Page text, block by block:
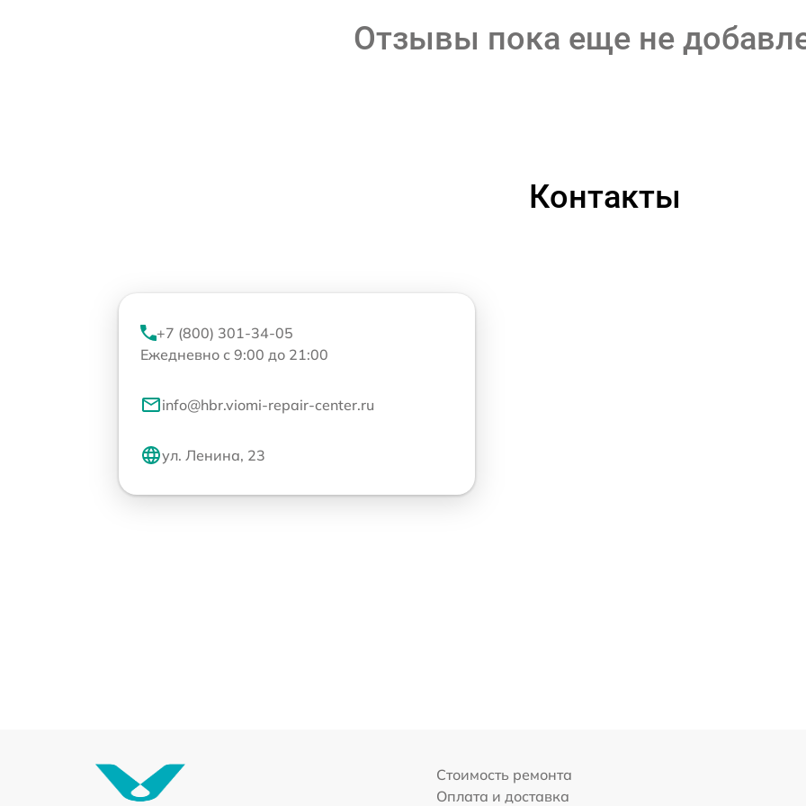
Отзывы пока еще не
Контакты
+7 (800) 301-34-05
Ежедневно с 9:00 до 21:00
info@hbr.viomi-repair-center.ru
ул. Ленина, 23
Стоимость ремонта
Оплата и доставка